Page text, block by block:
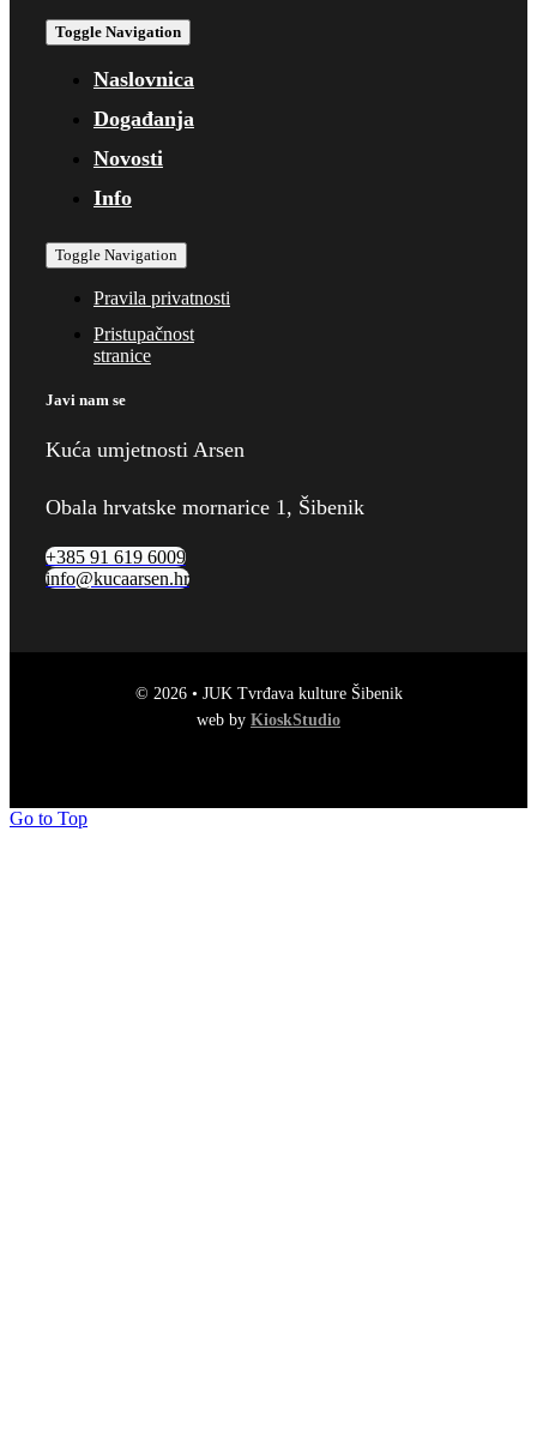
Toggle Navigation
Naslovnica
Događanja
Novosti
Info
Toggle Navigation
Pravila privatnosti
Pristupačnost
stranice
Javi nam se
Kuća umjetnosti Arsen
Obala hrvatske mornarice 1, Šibenik
+385 91 619 6009
info@kucaarsen.hr
© 2026 • JUK Tvrđava kulture Šibenik
web by KioskStudio
Go to Top